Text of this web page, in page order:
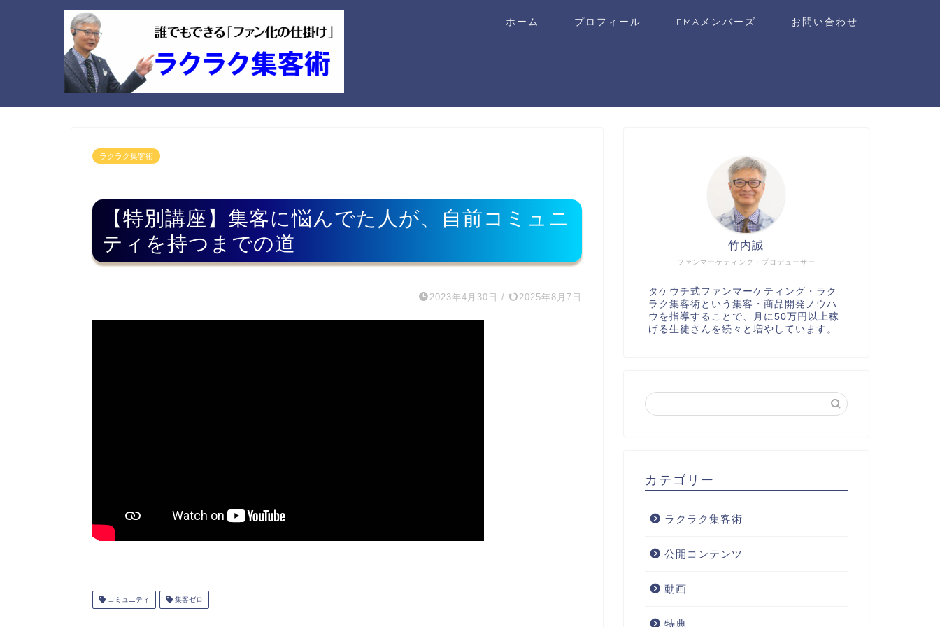
ホーム プロフィール FMAメンバーズ お問い合わせ
ラクラク集客術
【特別講座】集客に悩んでた人が、自前コミュニ
ティを持つまでの道
2023年4月30日 / 2025年8月7日
コミュニティ 集客ゼロ
ファンマーケティング・プロデューサー
竹内誠
タケウチ式ファンマーケティング・ラク
ラク集客術という集客・商品開発ノウハ
ウを指導することで、月に50万円以上稼
げる生徒さんを続々と増やしています。
カテゴリー
ラクラク集客術
公開コンテンツ
動画
特典